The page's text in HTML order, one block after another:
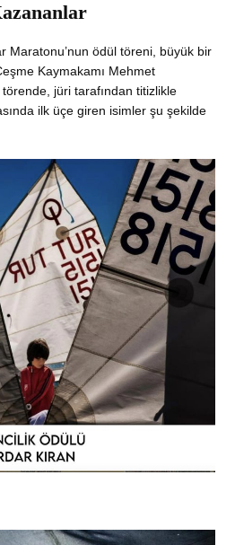
Maratonu’nun ödül töreni, büyük bir
Kaymakamı Mehmet
törende, jüri tarafından titizlikle
ilk üçe giren isimler şu şekilde